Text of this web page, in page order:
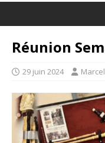
Réunion
29 juin 2024 Marcel